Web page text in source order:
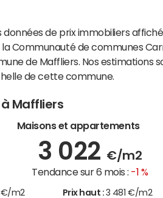
données de prix immobiliers
la Communauté de communes
de Maffliers. Nos estimations
de cette commune.
à Maffliers
Maisons et appartements
3 022 €/m2
Tendance sur 6 mois : -1 %
€/m2 Prix haut : 3 481 €/m2